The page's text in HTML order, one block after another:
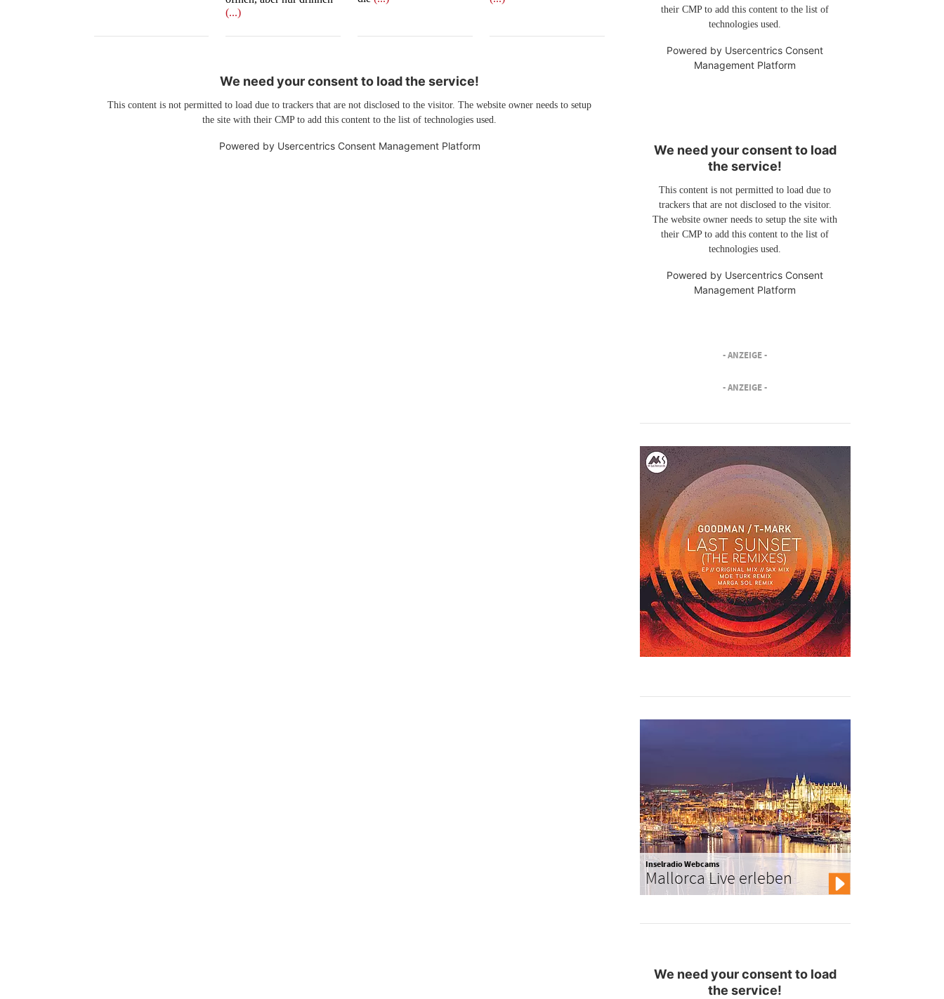
(...)
We need your consent to load the service!
This content is not permitted to load due to trackers that are not disclosed to the visitor. The website owner needs to setup
the site with their CMP to add this content to the list of technologies used.
Powered by Usercentrics Consent Management Platform
their CMP to add this content to the list of
technologies used.
Powered by Usercentrics Consent
Management Platform
We need your consent to load
the service!
This content is not permitted to load due to
trackers that are not disclosed to the visitor.
The website owner needs to setup the site with
their CMP to add this content to the list of
technologies used.
Powered by Usercentrics Consent
Management Platform
- ANZEIGE -
- ANZEIGE -
Inselradio Webcams
Mallorca Live erleben
We need your consent to load
the service!